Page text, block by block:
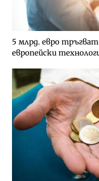
5 млрд. евро
европейски